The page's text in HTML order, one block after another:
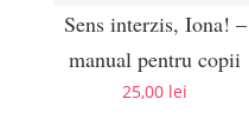
Sens interzis, Iona! –
manual pentru copii
25,00 lei